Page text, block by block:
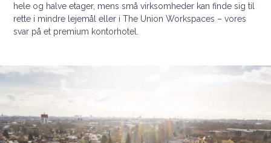
hele og halve etager, mens små virksomheder kan finde sig til
rette i mindre lejemål eller i The Union Workspaces – vores
svar på et premium kontorhotel.